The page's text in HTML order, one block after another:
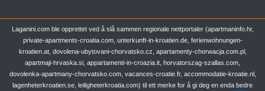
Laganini.com ble opprettet ved å slå sammen regionale nettportaler (apartmaninfo.hr,
private-apartments-croatia.com, unterkunft-in-kroatien.de, ferienwohnungen-
kroatien.at, dovolena-ubytovani-chorvatsko.cz, apartamenty-chorwacja.com.pl,
apartmaji-hrvaska.si, appartamenti-in-croazia.it, horvatorszag-szallas.com,
dovolenka-apartmany-chorvatsko.com, vacances-croatie.fr, accommodatie-kroatie.nl,
lagenheterkroatien.se, leiligheterkroatia.com) til ett merke for å gi deg en enda bedre